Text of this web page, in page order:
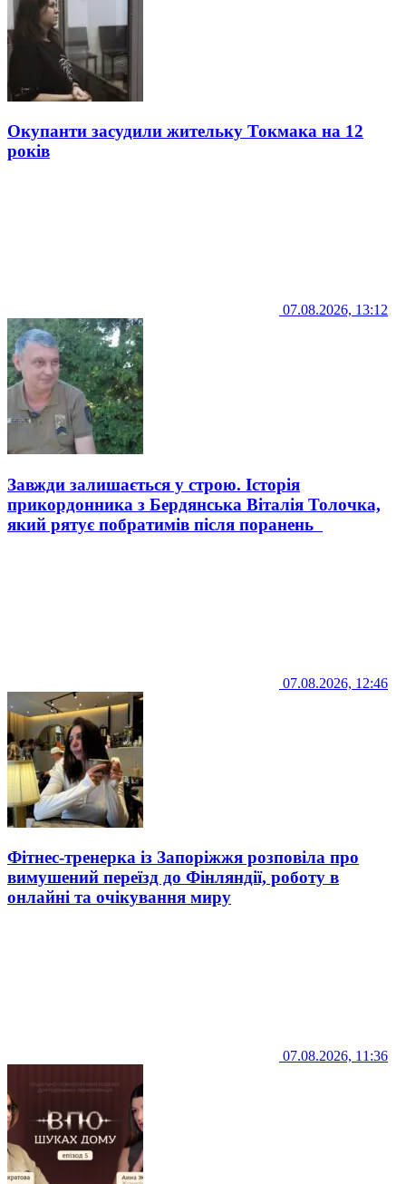
Окупанти засудили жительку Токмака на 12
років
07.08.2026, 13:12
Завжди залишається у строю. Історія
прикордонника з Бердянська Віталія Толочка,
який рятує побратимів після поранень
07.08.2026, 12:46
Фітнес-тренерка із Запоріжжя розповіла про
вимушений переїзд до Фінляндії, роботу в
онлайні та очікування миру
07.08.2026, 11:36